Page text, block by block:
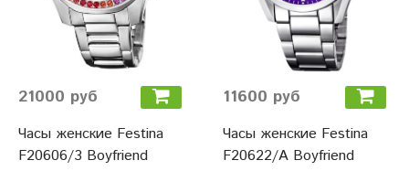
21000 руб
Часы женские Festina
F20606/3 Boyfriend
11600 руб
Часы женские Festina
F20622/A Boyfriend